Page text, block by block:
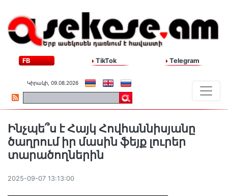
FB TikTok Telegram
Կիրակի, 09.08.2026
Ինչպե՞ս է Հայկ Հովհաննիսյանը
ծաղրում իր մասին ֆեյք լուրեր
տարածողներին
2025-09-07 13:13:00